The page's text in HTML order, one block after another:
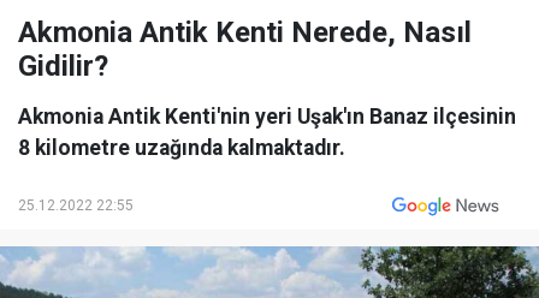
Akmonia Antik Kenti Nerede, Nasıl
Gidilir?
Akmonia Antik Kenti'nin yeri Uşak'ın Banaz ilçesinin
8 kilometre uzağında kalmaktadır.
25.12.2022 22:55